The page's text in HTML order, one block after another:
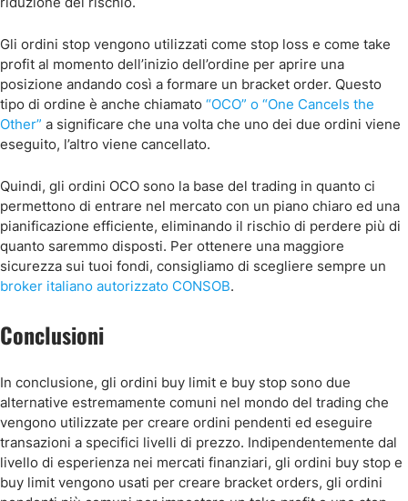
Gli ordini stop vengono utilizzati come stop loss e come take
profit al momento dell’inizio dell’ordine per aprire una
posizione andando così a formare un bracket order. Questo
tipo di ordine è anche chiamato “OCO” o “One Cancels the
Other” a significare che una volta che uno dei due ordini viene
eseguito, l’altro viene cancellato.
Quindi, gli ordini OCO sono la base del trading in quanto ci
permettono di entrare nel mercato con un piano chiaro ed una
pianificazione efficiente, eliminando il rischio di perdere più di
quanto saremmo disposti. Per ottenere una maggiore
sicurezza sui tuoi fondi, consigliamo di scegliere sempre un
broker italiano autorizzato CONSOB.
Conclusioni
In conclusione, gli ordini buy limit e buy stop sono due
alternative estremamente comuni nel mondo del trading che
vengono utilizzate per creare ordini pendenti ed eseguire
transazioni a specifici livelli di prezzo. Indipendentemente dal
livello di esperienza nei mercati finanziari, gli ordini buy stop e
buy limit vengono usati per creare bracket orders, gli ordini